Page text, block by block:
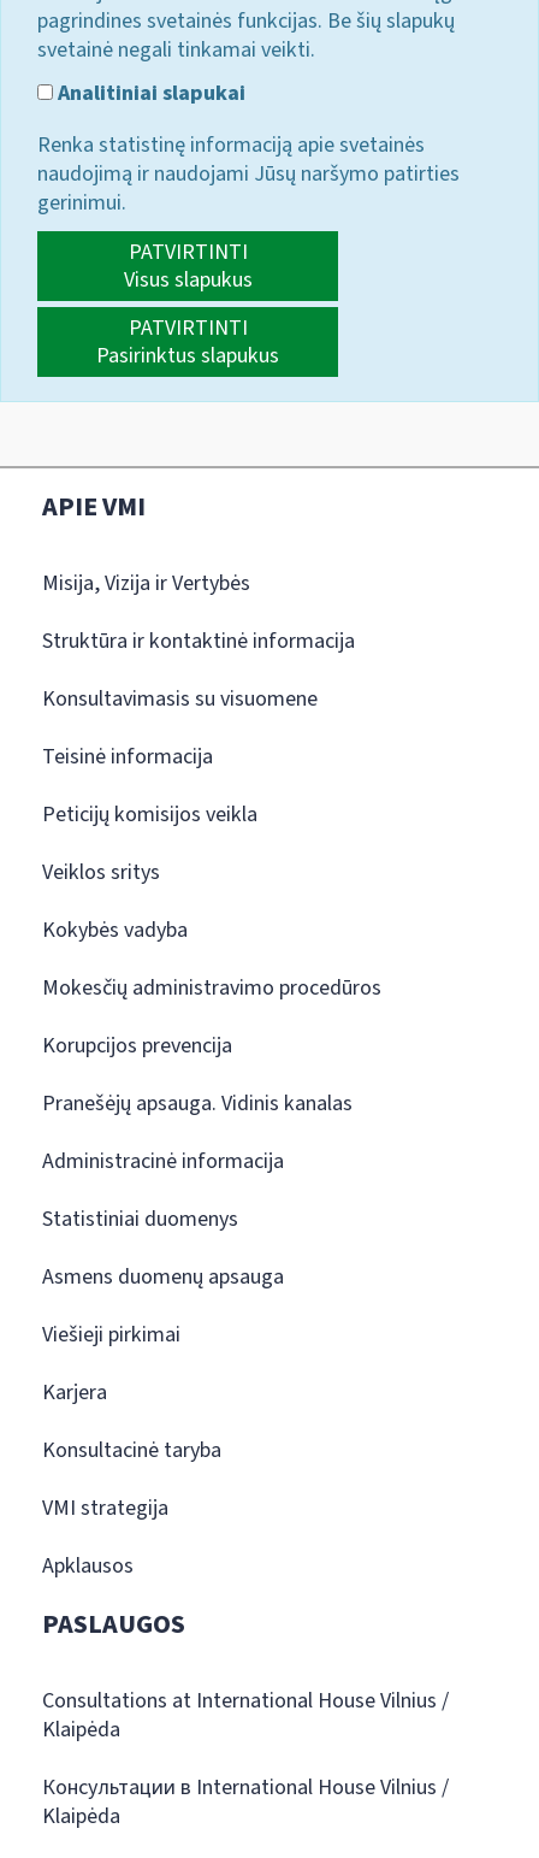
pagrindines svetainės funkcijas. Be šių slapukų
svetainė negali tinkamai veikti.
Analitiniai slapukai
Renka statistinę informaciją apie svetainės
naudojimą ir naudojami Jūsų naršymo patirties
gerinimui.
PATVIRTINTI
Visus slapukus
PATVIRTINTI
Pasirinktus slapukus
APIE VMI
Misija, Vizija ir Vertybės
Struktūra ir kontaktinė informacija
Konsultavimasis su visuomene
Teisinė informacija
Peticijų komisijos veikla
Veiklos sritys
Kokybės vadyba
Mokesčių administravimo procedūros
Korupcijos prevencija
Pranešėjų apsauga. Vidinis kanalas
Administracinė informacija
Statistiniai duomenys
Asmens duomenų apsauga
Viešieji pirkimai
Karjera
Konsultacinė taryba
VMI strategija
Apklausos
PASLAUGOS
Consultations at International House Vilnius /
Klaipėda
Консультации в International House Vilnius /
Klaipėda